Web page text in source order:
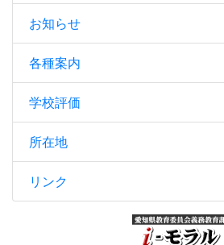
お知らせ
各種案内
学校評価
所在地
リンク